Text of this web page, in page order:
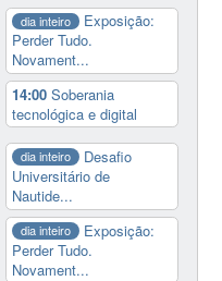
dia inteiro
Exposição:
Perder Tudo.
Novament...
14:00Soberania
tecnológica e digital
dia inteiro
Desafio
Universitário de
Nautide...
dia inteiro
Exposição:
Perder Tudo.
Novament...